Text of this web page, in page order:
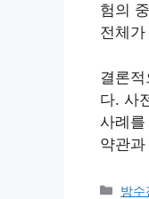
험의
전체
결론
다. 사
사례
약관
카
방수